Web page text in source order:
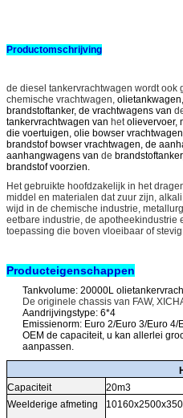
Productomschrijving
de diesel tankervrachtwagen wordtook
chemische vrachtwagen,
brandstoftanker, de vrachtwagens van
tankervrachtwagen van hetolievervoer,
die voertuigen, olie bowser
brandstof bowser vrachtwagen, de
aanhangwagens van de
brandstof voorzien.
Het gebruikte hoofdzakelijk in het
middel en materialen dat zuur zijn,
wijd in de chemische industrie,
eetbare industrie, de apotheekindustrie
toepassing die boven vloeibaar of
Producteigenschappen
Tankvolume: 20000L
De originele chassis van FAW,
Aandrijvingstype: 6*4
Emissienorm: Euro 2/Euro 3/Euro 4/
OEM de capaciteit, u kan allerlei
aanpassen.
Capaciteit
20m3
Weelderige afmeting